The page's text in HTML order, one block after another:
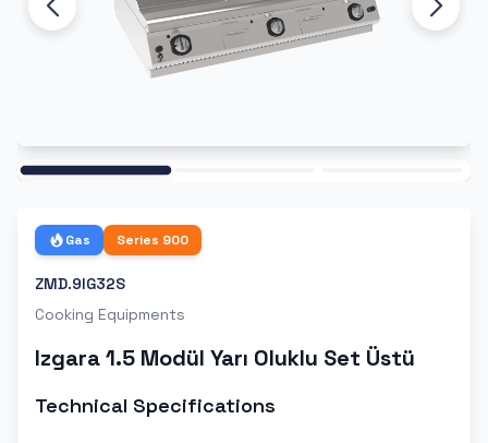
Gas Series 900
ZMD.9IG32S
Cooking Equipments
Izgara 1.5 Modül Yarı Oluklu Set Üstü
Technical Specifications